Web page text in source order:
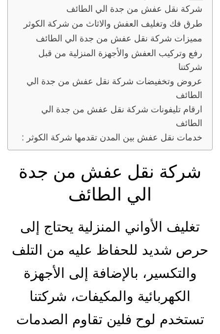
شركة نقل عفش من جدة الي الطائف
طرق فك وتغليف العفش والاثاث من شركة الكوثر
مميزات شركة نقل عفش من جدة الي الطائف
رفع وتركيب العفش والأجهزة المنزلية من قبل
شركتنا
عروض وتخفيضات شركة نقل عفش من جدة الي
الطائف
ارقام تليفونات شركة نقل عفش من جدة الي
الطائف
خدمات نقل عفش بين المدن تقدمها شركة الكوثر :
شركة نقل عفش من جدة
الي الطائف
تغليف الأواني المنزلية يحتاج إلى
حرص شديد للحفاظ عليه من التلف
والتكسير، بالإضافة إلى الأجهزة
الكهربائية والمكيفات، شركتنا
تستخدم لوح فلين تقاوم الصدمات